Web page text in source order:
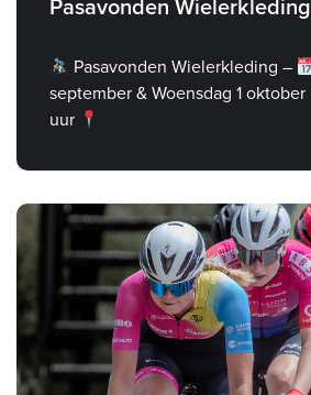
Pasavonden Wielerkleding
Pasavonden Wielerkleding –
september & Woensdag 1 oktober
uur